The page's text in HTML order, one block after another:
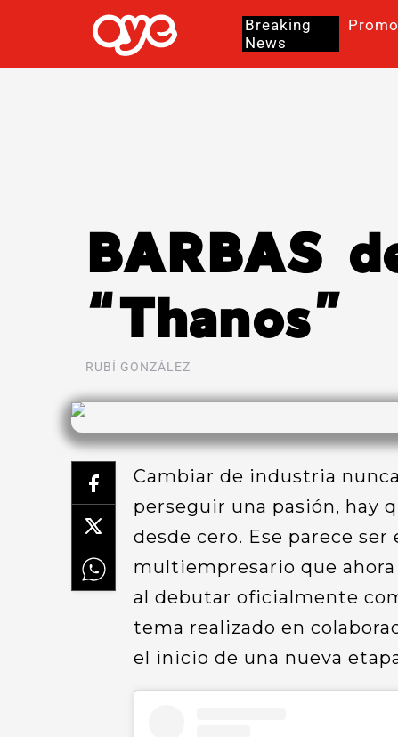
Breaking
News
BARBAS
“Thanos”
RUBÍ GONZÁLEZ
Cambiar de industria
perseguir una pasión, hay
desde cero. Ese parece ser
multiempresario que ahora
al debutar oficialmente
tema realizado en
el inicio de una nueva